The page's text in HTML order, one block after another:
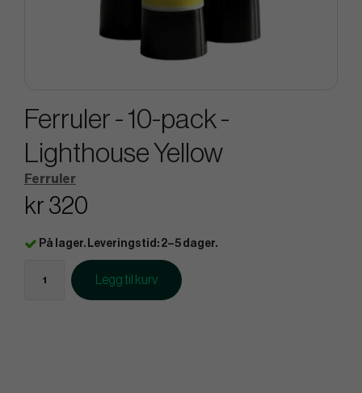
Ferruler - 10-pack -
Lighthouse Yellow
Ferruler
kr 320
På lager. Leveringstid: 2–5 dager.
Legg til kurv